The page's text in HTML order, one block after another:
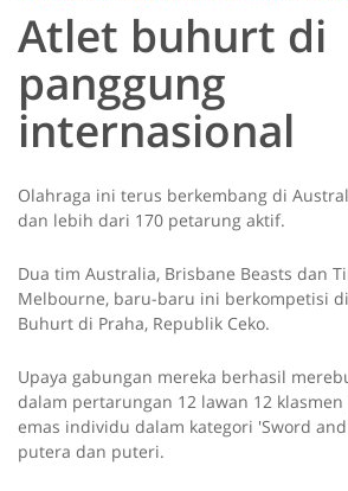
Atlet buhurt di
panggung
internasional
Olahraga ini terus berkembang di
dan lebih dari 170 petarung aktif.
Dua tim Australia, Brisbane Beasts dan
Melbourne, baru-baru ini berkompetisi
Buhurt di Praha, Republik Ceko.
Upaya gabungan mereka berhasil
dalam pertarungan 12 lawan 12
emas individu dalam kategori 'Sword
putera dan puteri.